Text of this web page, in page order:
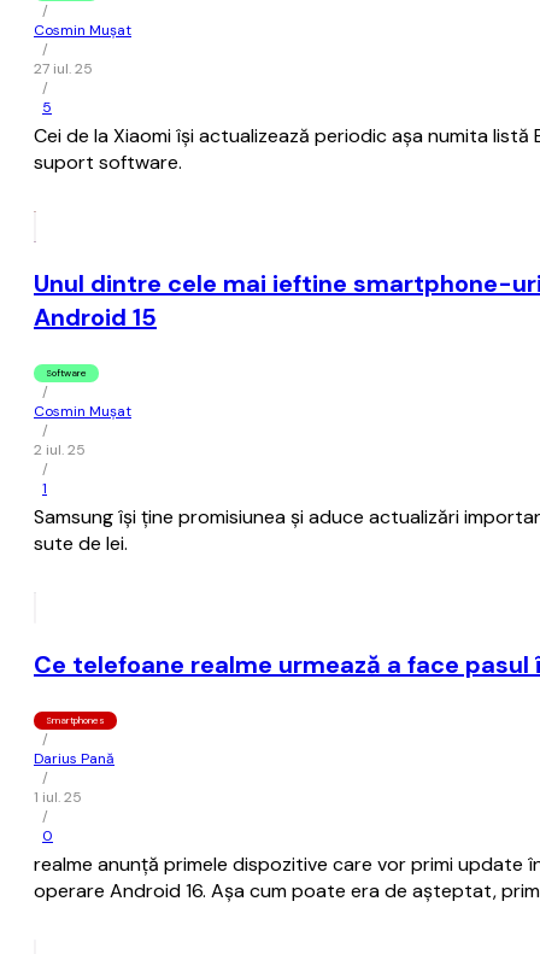
/
Cosmin Mușat
/
27 iul. 25
/
5
Cei de la Xiaomi îşi actualizează periodic aşa numita
suport software.
Unul dintre cele mai ieftine smartphone-
Android 15
Software
/
Cosmin Mușat
/
2 iul. 25
/
1
Samsung îşi ţine promisiunea şi aduce actualizări
sute de lei.
Ce telefoane realme urmează a face
Smartphones
/
Darius Pană
/
1 iul. 25
/
0
realme anunță primele dispozitive care vor primi update
operare Android 16. Așa cum poate era de așteptat,